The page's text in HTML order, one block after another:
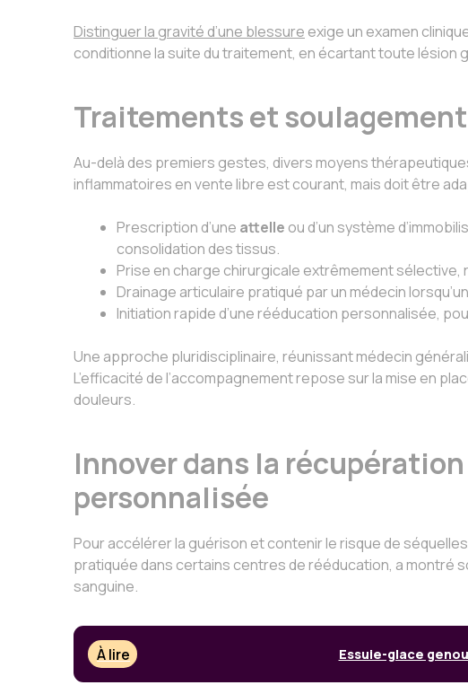
Distinguer la gravité d’une blessure exige un examen
conditionne la suite du traitement, en écartant toute lésion
Traitements et
Au-delà des premiers gestes, divers moyens
inflammatoires en vente libre est courant, mais doit être
Prescription d’une attelle ou d’un système
consolidation des tissus.
Prise en charge chirurgicale extrêmement
Drainage articulaire pratiqué par un médecin
Initiation rapide d’une rééducation personnalisée,
Une approche pluridisciplinaire, réunissant médecin
L’efficacité de l’accompagnement repose sur la mise en
douleurs.
Innover dans la
personnalisée
Pour accélérer la guérison et contenir le risque de
pratiquée dans certains centres de rééducation, a montré
sanguine.
À lire Essuie-glace